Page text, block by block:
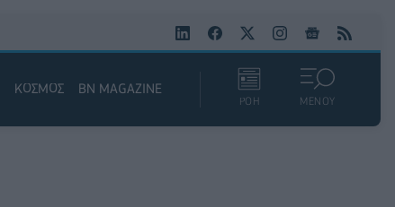
ΚΟΣΜΟΣ BN MAGAZINE
ΡΟΗ ΜΕΝΟΥ